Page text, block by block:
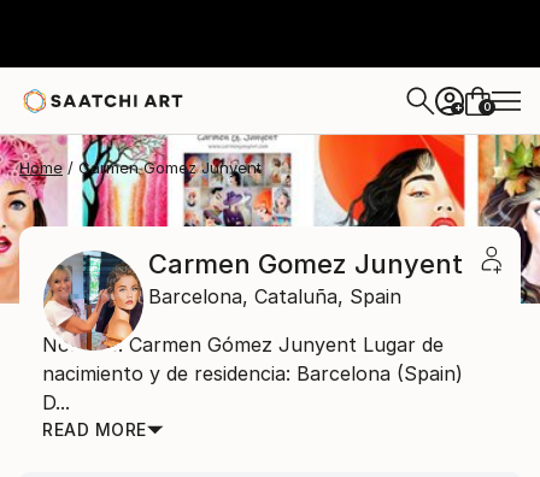
+ 0
Home Carmen Gomez Junyent
Carmen Gomez Junyent
Barcelona, Cataluña, Spain
Nombre: Carmen Gómez Junyent Lugar de
nacimiento y de residencia: Barcelona (Spain)
D...
READ MORE